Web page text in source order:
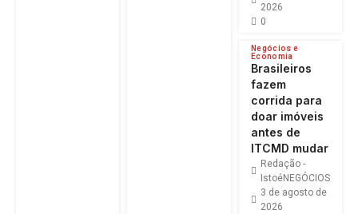
2026
0
Negócios e
Economia
Brasileiros
fazem
corrida para
doar imóveis
antes de
ITCMD mudar
Redação -
IstoéNEGÓCIOS
3 de agosto de
2026